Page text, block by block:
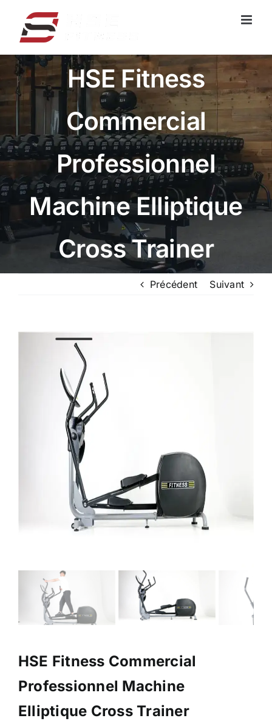
content
HSE Fitness
Commercial
Professionnel
Machine Elliptique
Cross Trainer
Précédent Suivant
HSE Fitness Commercial
Professionnel Machine
Elliptique Cross Trainer